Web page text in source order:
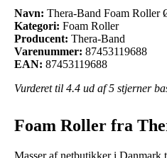
Navn: Thera-Band Foam Roller
Kategori: Foam Roller
Producent: Thera-Band
Varenummer: 87453119688
EAN: 87453119688
Vurderet til 4.4 ud af 5 stjerner
Foam Roller fra
Masser af netbutikker i Danmark